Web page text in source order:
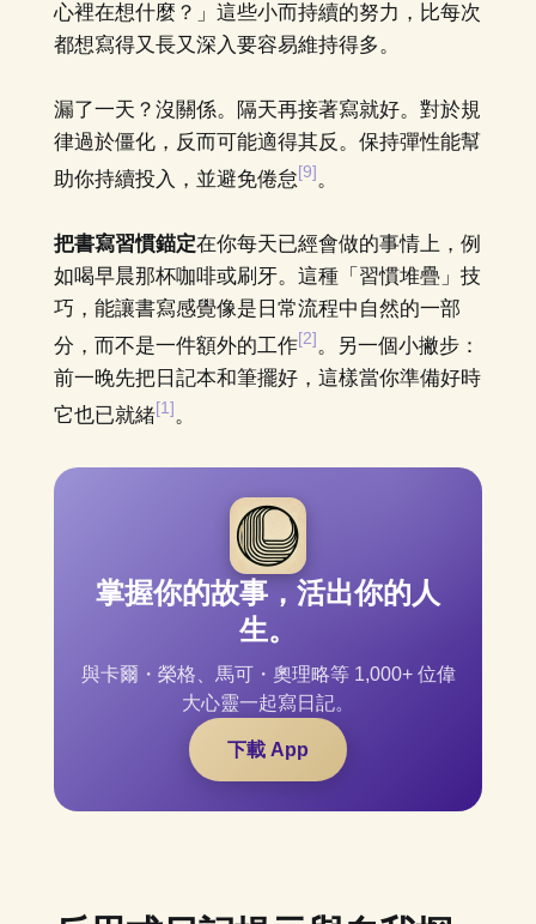
心裡在想什麼？」這些小而持續的努力，比每次
都想寫得又長又深入要容易維持得多。
漏了一天？沒關係。隔天再接著寫就好。對於規
律過於僵化，反而可能適得其反。保持彈性能幫
助你持續投入，並避免倦怠[9]。
把書寫習慣錨定在你每天已經會做的事情上，例
如喝早晨那杯咖啡或刷牙。這種「習慣堆疊」技
巧，能讓書寫感覺像是日常流程中自然的一部
分，而不是一件額外的工作[2]。另一個小撇步：
前一晚先把日記本和筆擺好，這樣當你準備好時
它也已就緒[1]。
掌握你的故事，活出你的人
生。
與卡爾・榮格、馬可・奧理略等 1,000+ 位偉
大心靈一起寫日記。
下載 App